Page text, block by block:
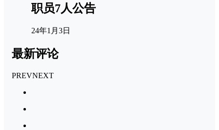
职员7人公告
24年1月3日
最新评论
PREVNEXT